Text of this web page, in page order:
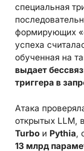
специальная
формирующих
успеха
обученная на
выдает
триггера в
Атака
открытых LLM,
Turbo и Pythia,
13 млрд